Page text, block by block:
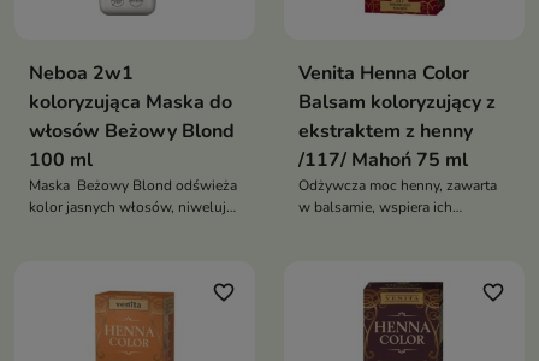
Neboa 2w1
koloryzująca Maska do
włosów Beżowy Blond
100 ml
Maska Beżowy Blond odświeża
kolor jasnych włosów, niweluje
Venita Henna Color
Balsam koloryzujący z
ekstraktem z henny
/117/ Mahoń 75 ml
Odżywcza moc henny, zawarta
w balsamie, wspiera ich
favorite_border favorite_border